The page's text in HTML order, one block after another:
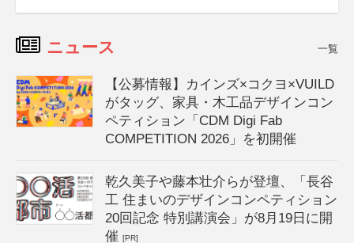
ニュース 一覧
【公募情報】カインズ×コクヨ×VUILD
がタッグ、家具・木工品デザインコン
ペティション「CDM Digi Fab
COMPETITION 2026」を初開催
乾久美子や藤本壮介らが登壇、「長谷
工 住まいのデザインコンペティション
20回記念 特別講演会」が8月19日に開
催[PR]